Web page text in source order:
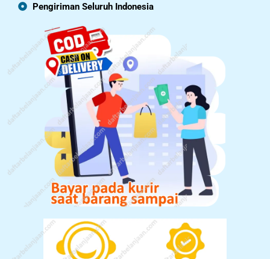
Pengiriman Seluruh Indonesia